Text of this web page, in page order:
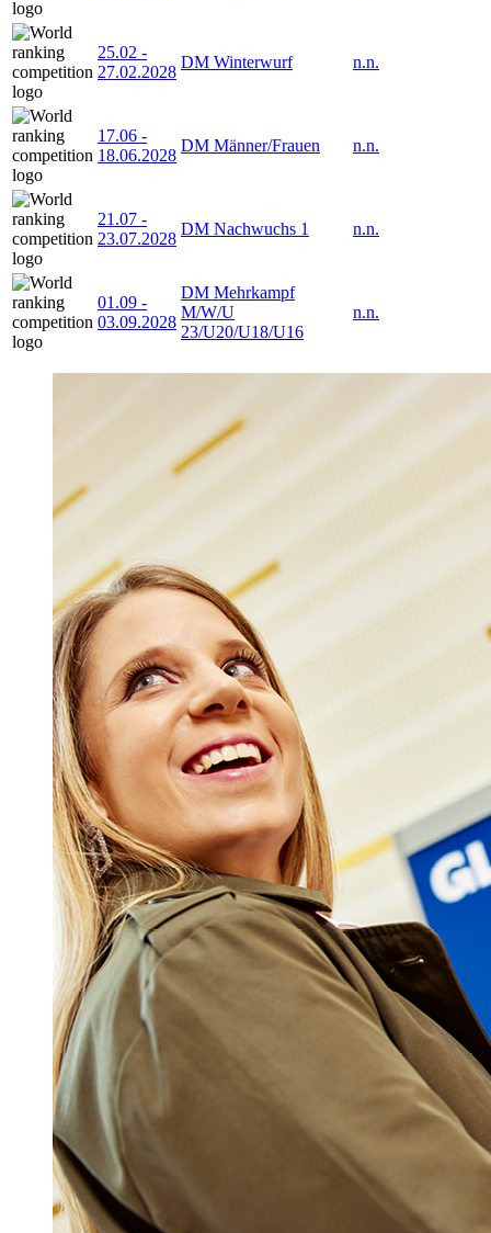
25.02 -
27.02.2028
DM Winterwurf n.n.
17.06 -
18.06.2028
DM Männer/Frauen n.n.
21.07 -
23.07.2028
DM Nachwuchs 1 n.n.
01.09 -
03.09.2028
DM Mehrkampf
M/W/U
23/U20/U18/U16
n.n.